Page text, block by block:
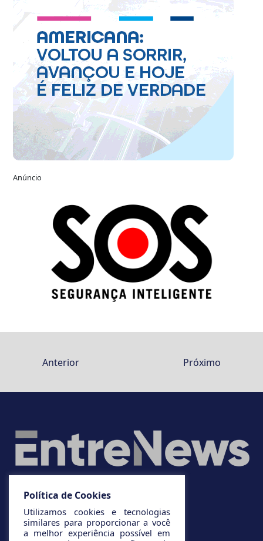
Anúncio
Anterior Próximo
Política de Cookies
Utilizamos cookies e tecnologias
similares para proporcionar a você
a melhor experiência possível em